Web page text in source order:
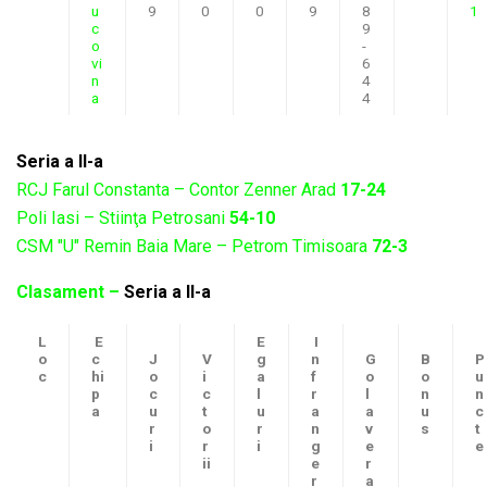
u
c
o
vi
n
a
9 0 0 9
8
9
-
6
4
4
1
Seria a II-a
RCJ Farul Constanta – Contor Zenner Arad 17-24
Poli Iasi – Stiinţa Petrosani 54-10
CSM "U" Remin Baia Mare – Petrom Timisoara 72-3
Clasament – Seria a II-a
L
o
c
E
c
hi
p
a
J
o
c
u
r
i
V
i
c
t
o
r
ii
E
g
a
l
u
r
i
I
n
f
r
a
n
g
e
r
G
o
l
a
v
e
r
a
B
o
n
u
s
P
u
n
c
t
e